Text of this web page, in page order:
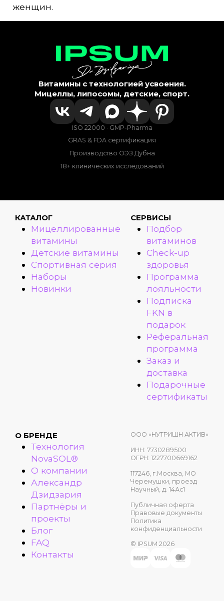
женщин.
Витамины с технологией усвоения.
Мицеллы, липосомы, детские, спорт.
ISO 22000 · GMP-Pharma
GRAS & FDA сертификация
Производство ОЭЗ Дубна
18+ клинических исследований
КАТАЛОГ
Мицеллированные
витамины
Детские витамины
Спортивная серия
Наборы
Новинки
СЕРВИСЫ
Подбор
витаминов
Check-up
здоровья
Программа
лояльности
Подписка
FKN в
подарок
Реферальная
программа
Заказ и
доставка
Подарочные
сертификаты
О БРЕНДЕ
Технология
NovaSOL®
О компании
Александр
Дзидзария
Партнёры и
проекты
Блог
FAQ
Контакты
ООО «НУТРИШН АКТИВ»
ИНН: 7730289500
ОГРН: 1227700669162
117246, г.Москва, МО
Черемушки, проезд
Научный, д. 14Ас1
Публичная оферта
Правовые документы
Политика
конфиденциальности
© IPSUM 2026